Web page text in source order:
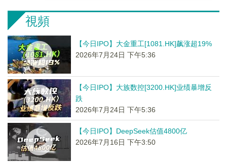
視頻
【今日IPO】大金重工[1081.HK]飙涨超19%
2026年7月24日 下午5:36
【今日IPO】大族数控[3200.HK]业绩暴增反
跌
2026年7月24日 下午5:36
【今日IPO】DeepSeek估值4800亿
2026年7月16日 下午3:50